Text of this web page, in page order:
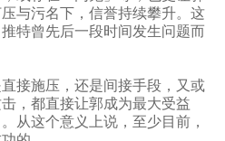
与污名下，信誉持续攀升。这
特曾先后一段时间发生问题而
接施压，还是间接手段，又或
，都直接让郭成为最大受益
从这个意义上说，至少目前，